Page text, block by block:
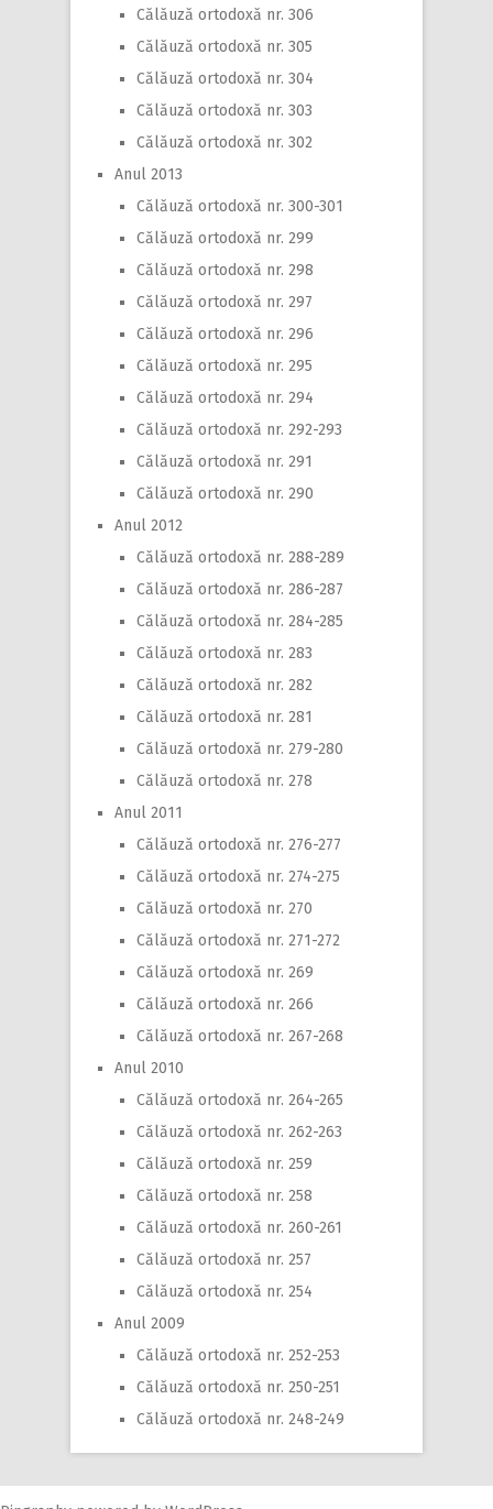
Călăuză ortodoxă nr. 306
Călăuză ortodoxă nr. 305
Călăuză ortodoxă nr. 304
Călăuză ortodoxă nr. 303
Călăuză ortodoxă nr. 302
Anul 2013
Călăuză ortodoxă nr. 300-301
Călăuză ortodoxă nr. 299
Călăuză ortodoxă nr. 298
Călăuză ortodoxă nr. 297
Călăuză ortodoxă nr. 296
Călăuză ortodoxă nr. 295
Călăuză ortodoxă nr. 294
Călăuză ortodoxă nr. 292-293
Călăuză ortodoxă nr. 291
Călăuză ortodoxă nr. 290
Anul 2012
Călăuză ortodoxă nr. 288-289
Călăuză ortodoxă nr. 286-287
Călăuză ortodoxă nr. 284-285
Călăuză ortodoxă nr. 283
Călăuză ortodoxă nr. 282
Călăuză ortodoxă nr. 281
Călăuză ortodoxă nr. 279-280
Călăuză ortodoxă nr. 278
Anul 2011
Călăuză ortodoxă nr. 276-277
Călăuză ortodoxă nr. 274-275
Călăuză ortodoxă nr. 270
Călăuză ortodoxă nr. 271-272
Călăuză ortodoxă nr. 269
Călăuză ortodoxă nr. 266
Călăuză ortodoxă nr. 267-268
Anul 2010
Călăuză ortodoxă nr. 264-265
Călăuză ortodoxă nr. 262-263
Călăuză ortodoxă nr. 259
Călăuză ortodoxă nr. 258
Călăuză ortodoxă nr. 260-261
Călăuză ortodoxă nr. 257
Călăuză ortodoxă nr. 254
Anul 2009
Călăuză ortodoxă nr. 252-253
Călăuză ortodoxă nr. 250-251
Călăuză ortodoxă nr. 248-249